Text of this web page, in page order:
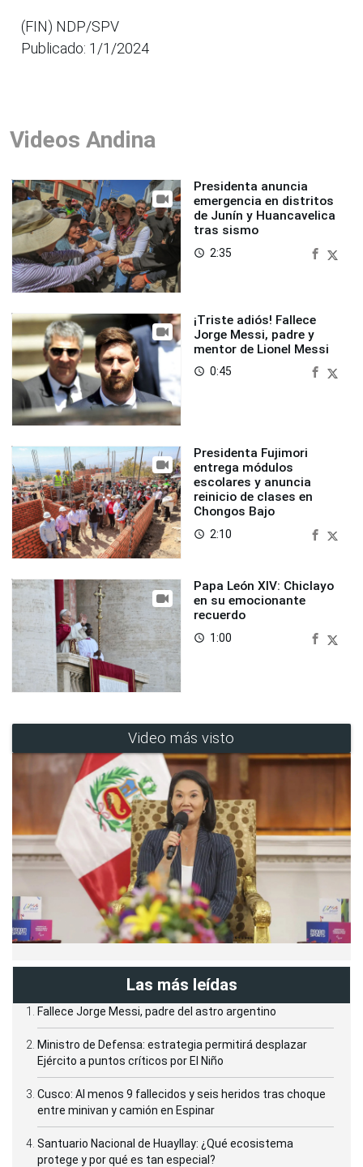
(FIN) NDP/SPV
Publicado: 1/1/2024
Videos Andina
Presidenta anuncia
emergencia en distritos
de Junín y Huancavelica
tras sismo
access_time 2:35
¡Triste adiós! Fallece
Jorge Messi, padre y
mentor de Lionel Messi
access_time 0:45
Presidenta Fujimori
entrega módulos
escolares y anuncia
reinicio de clases en
Chongos Bajo
access_time 2:10
Papa León XIV: Chiclayo
en su emocionante
recuerdo
access_time 1:00
Video más visto
Las más leídas
Fallece Jorge Messi, padre del astro argentino
Ministro de Defensa: estrategia permitirá desplazar
Ejército a puntos críticos por El Niño
Cusco: Al menos 9 fallecidos y seis heridos tras choque
entre minivan y camión en Espinar
Santuario Nacional de Huayllay: ¿Qué ecosistema
protege y por qué es tan especial?